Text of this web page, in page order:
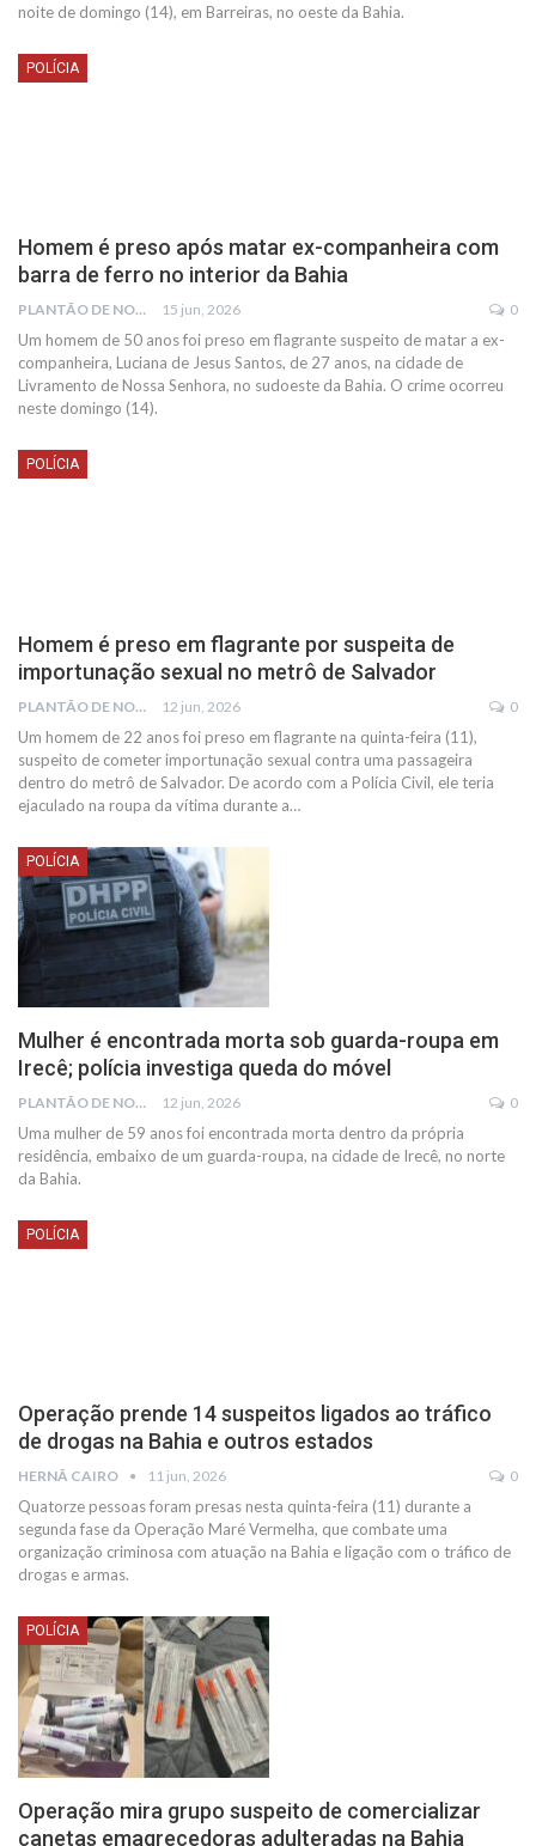
noite de domingo (14), em Barreiras, no oeste da Bahia.
POLÍCIA
Homem é preso após matar ex-companheira com
barra de ferro no interior da Bahia
PLANTÃO DE NOTÍCIAS 15 jun, 2026 0
Um homem de 50 anos foi preso em flagrante suspeito de matar a ex-
companheira, Luciana de Jesus Santos, de 27 anos, na cidade de
Livramento de Nossa Senhora, no sudoeste da Bahia. O crime ocorreu
neste domingo (14).
POLÍCIA
Homem é preso em flagrante por suspeita de
importunação sexual no metrô de Salvador
PLANTÃO DE NOTÍCIAS 12 jun, 2026 0
Um homem de 22 anos foi preso em flagrante na quinta-feira (11),
suspeito de cometer importunação sexual contra uma passageira
dentro do metrô de Salvador. De acordo com a Polícia Civil, ele teria
ejaculado na roupa da vítima durante a…
POLÍCIA
Mulher é encontrada morta sob guarda-roupa em
Irecê; polícia investiga queda do móvel
PLANTÃO DE NOTÍCIAS 12 jun, 2026 0
Uma mulher de 59 anos foi encontrada morta dentro da própria
residência, embaixo de um guarda-roupa, na cidade de Irecê, no norte
da Bahia.
POLÍCIA
Operação prende 14 suspeitos ligados ao tráfico
de drogas na Bahia e outros estados
HERNÃ CAIRO 11 jun, 2026 0
Quatorze pessoas foram presas nesta quinta-feira (11) durante a
segunda fase da Operação Maré Vermelha, que combate uma
organização criminosa com atuação na Bahia e ligação com o tráfico de
drogas e armas.
POLÍCIA
Operação mira grupo suspeito de comercializar
canetas emagrecedoras adulteradas na Bahia